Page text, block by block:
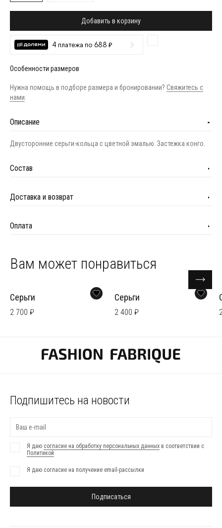
Добавить в корзину
4 платежа по 688 ₽
Особенности размеров
Нужна помощь в подборе размера и бронировании? Свяжитесь с
нами
Описание
Двусторонние серьги-кольца с цветной эмалью. Застежка конго.
Состав
Доставка и возврат
Оплата
Вам может понравиться
Серьги
2 700 ₽
Серьги
2 400 ₽
Подпишитесь на новости
Я даю согласие на обработку персональных данных в соответствии с
Политикой
Я даю согласие на получение email-рассылки
Подписаться